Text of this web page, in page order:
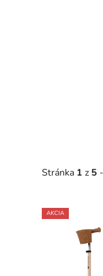
Stránka 1 z 5 -
V
ý
AKCIA